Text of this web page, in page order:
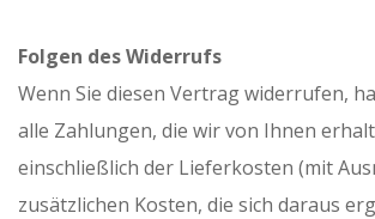
Folgen des Widerrufs
Wenn Sie diesen Vertrag widerrufen,
alle Zahlungen, die wir von Ihnen
einschließlich der Lieferkosten (mit
zusätzlichen Kosten, die sich daraus